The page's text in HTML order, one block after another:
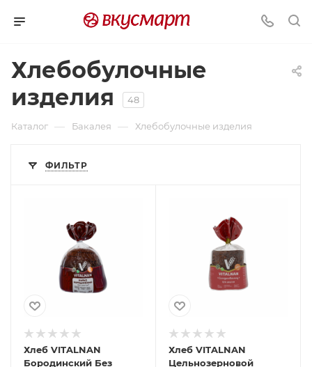
Хлебобулочные
изделия
48
Каталог — Бакалея — Хлебобулочные изделия
ФИЛЬТР
Хлеб VITALNAN
Бородинский Без
Хлеб VITALNAN
Цельнозерновой